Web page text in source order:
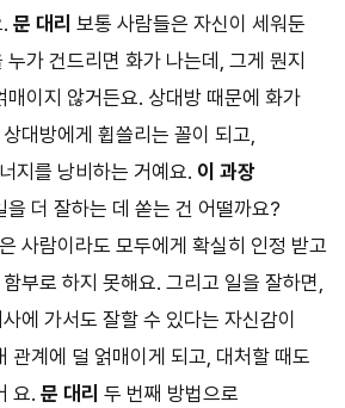
문 대리 보통 사람들은 자신이 세워둔
가 건드리면 화가 나는데, 그게 뭔지
매이지 않거든요. 상대방 때문에 화가
대방에게 휩쓸리는 꼴이 되고,
지를 낭비하는 거예요. 이 과장
을 더 잘하는 데 쏟는 건 어떨까요?
사람이라도 모두에게 확실히 인정 받고
부로 하지 못해요. 그리고 일을 잘하면,
에 가서도 잘할 수 있다는 자신감이
관계에 덜 얽매이게 되고, 대처할 때도
요. 문 대리 두 번째 방법으로